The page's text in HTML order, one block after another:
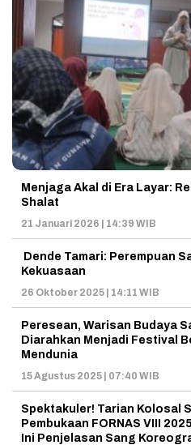
Menjaga Akal di Era Layar:
Shalat
21 Januari 2026 | 14:39 WIB
Dende Tamari: Perempuan
Kekuasaan
26 Oktober 2025 | 14:11 WIB
Peresean, Warisan Budaya
Diarahkan Menjadi Festival
Mendunia
15 Agustus 2025 | 07:40 WIB
Spektakuler! Tarian Kolosal
Pembukaan FORNAS VIII
Ini Penjelasan Sang